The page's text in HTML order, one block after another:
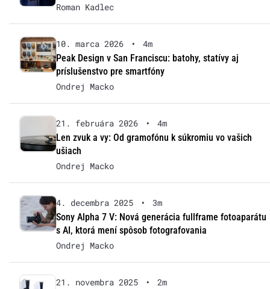
Roman Kadlec
10. marca 2026 •
4m
Peak Design v San Franciscu: batohy, statívy aj
príslušenstvo pre smartfóny
Ondrej Macko
21. februára 2026 •
4m
Len zvuk a vy: Od gramofónu k súkromiu vo vašich
ušiach
Ondrej Macko
4. decembra 2025 •
3m
Sony Alpha 7 V: Nová generácia fullframe fotoaparátu
s AI, ktorá mení spôsob fotografovania
Ondrej Macko
21. novembra 2025 •
2m